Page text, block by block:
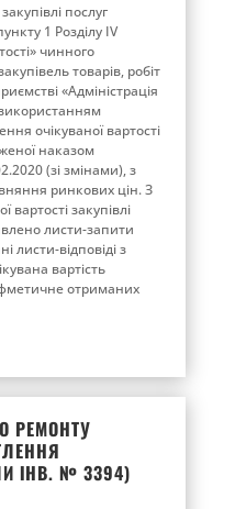
послуг
1 Розділу ІV
чинного
товарів, робіт
«Адміністрація
очікуваної вартості
наказом
(зі змінами), з
ринкових цін. З
закупівлі
листи-запити
листи-відповіді з
вартість
отриманих
РЕМОНТУ
ІНВ. № 3394)